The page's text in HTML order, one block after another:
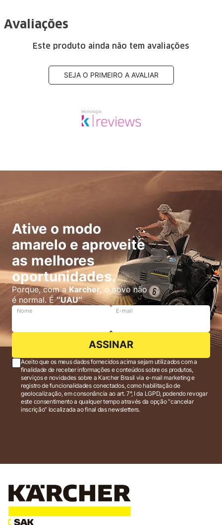
Avaliações
Este produto ainda não tem avaliações
SEJA O PRIMEIRO A AVALIAR
Ative o modo
amarelo e aproveite
as melhores
oportunidades.
Porque, com aKarcher, o novo não
é normal. É‘’UAU’’
Nome E-mail
ASSINAR
Aceito que os meus dados fornecidos acima sejam utilizados com a
finalidade de receber informações e conteúdos sobre os produtos,
serviços e novidades sobre a Karcher Brasil via e-mail marketing e
registro de funcionalidades conectados, como habilitação de
geolocalização, em consonância ao art. 7°, I da LGPD, podendo revogar
este consentimento a qualquer tempo através da opção “cancelar
inscrição” localizada ao final das newsletters.